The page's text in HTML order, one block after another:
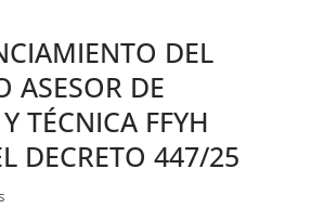
ASESOR DE
TÉCNICA FFYH
DECRETO 447/25